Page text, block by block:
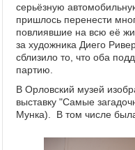
серьёзную
пришлось перенести
повлиявшие на всю её
за художника Диего
сблизило то, что оба
партию.
В Орловский музей
выставку "Самые
Мунка). В том числе